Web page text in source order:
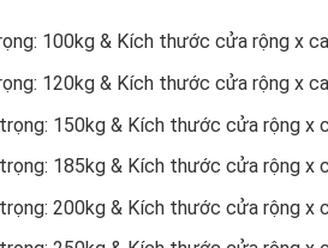
100kg & Kích thước cửa rộng x
120kg & Kích thước cửa rộng x
150kg & Kích thước cửa rộng x
185kg & Kích thước cửa rộng x
200kg & Kích thước cửa rộng x